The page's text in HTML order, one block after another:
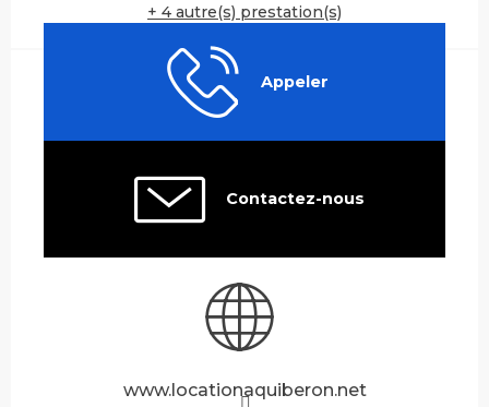
+ 4 autre(s) prestation(s)
Appeler
Contactez-nous
www.locationaquiberon.net